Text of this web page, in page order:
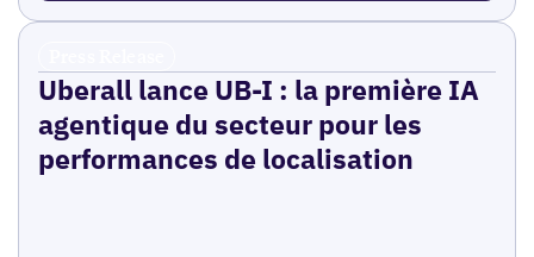
Uberall lance UB-I : la première IA
agentique du secteur pour les
performances de localisation